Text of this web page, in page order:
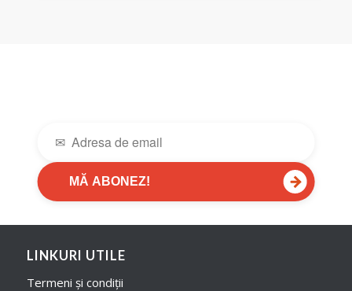
MĂ ABONEZ! →
LINKURI UTILE
Termeni și condiții